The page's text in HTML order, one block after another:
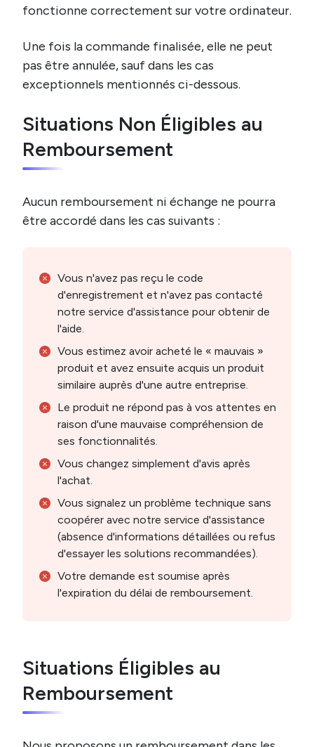
fonctionne correctement sur votre ordinateur.
Une fois la commande finalisée, elle ne peut
pas être annulée, sauf dans les cas
exceptionnels mentionnés ci-dessous.
Situations Non Éligibles au
Remboursement
Aucun remboursement ni échange ne pourra
être accordé dans les cas suivants :
Vous n'avez pas reçu le code
d'enregistrement et n'avez pas contacté
notre service d'assistance pour obtenir de
l'aide.
Vous estimez avoir acheté le « mauvais »
produit et avez ensuite acquis un produit
similaire auprès d'une autre entreprise.
Le produit ne répond pas à vos attentes en
raison d'une mauvaise compréhension de
ses fonctionnalités.
Vous changez simplement d'avis après
l'achat.
Vous signalez un problème technique sans
coopérer avec notre service d'assistance
(absence d'informations détaillées ou refus
d'essayer les solutions recommandées).
Votre demande est soumise après
l'expiration du délai de remboursement.
Situations Éligibles au
Remboursement